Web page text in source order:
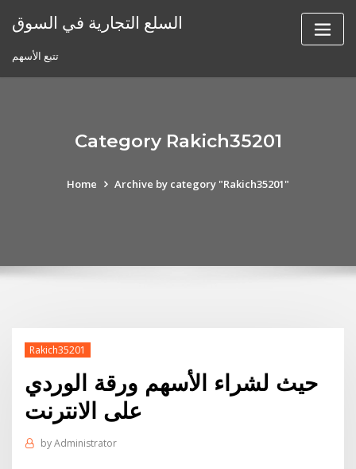
السلع التجارية في السوق
تتبع الأسهم
Category Rakich35201
Home Archive by category "Rakich35201"
Rakich35201
حيث لشراء الأسهم ورقة الوردي
على الانترنت
byAdministrator